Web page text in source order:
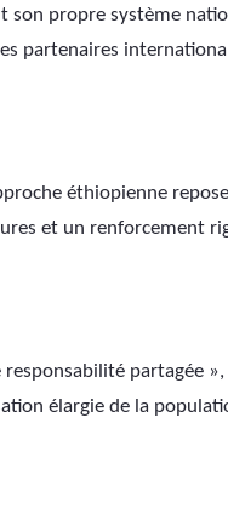
propre système
partenaires
éthiopienne
et un renforcement
partagée
élargie de la